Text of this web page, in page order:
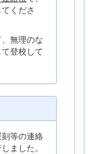
くださ
無理のな
登校して
等の連絡
ました。